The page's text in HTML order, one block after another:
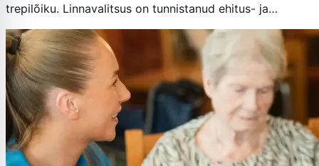
trepilõiku. Linnavalitsus on tunnistanud ehitus- ja…